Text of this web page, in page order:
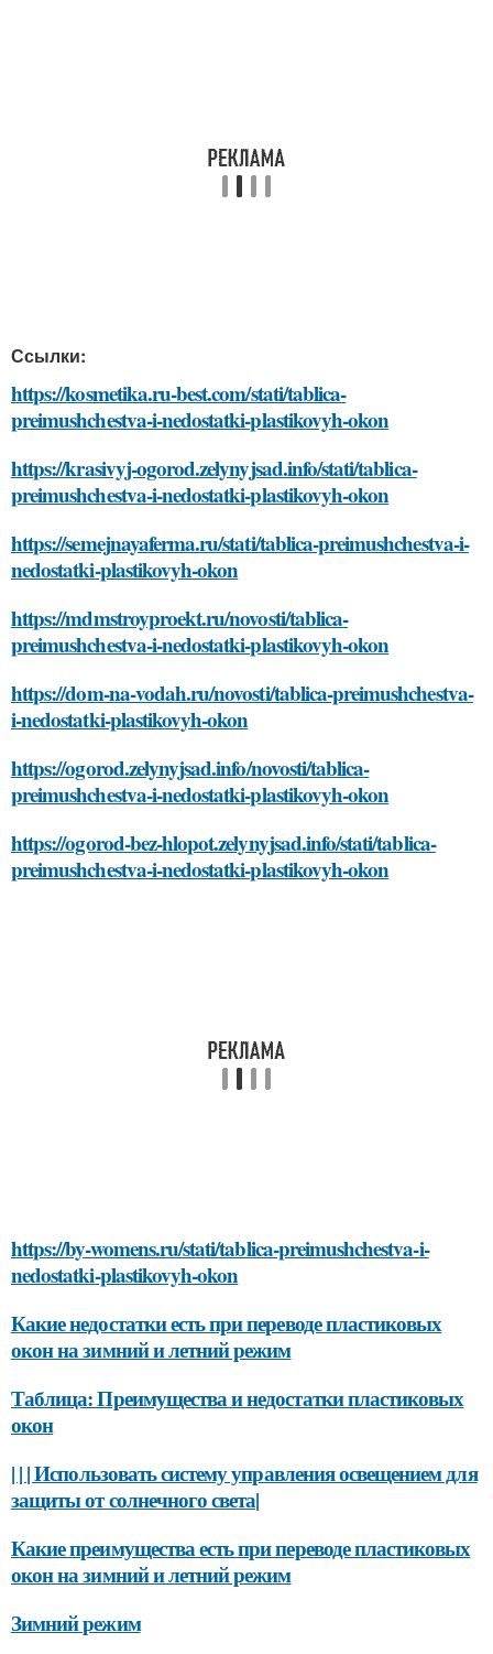
Ссылки:
https://kosmetika.ru-best.com/stati/tablica-
preimushchestva-i-nedostatki-plastikovyh-okon
https://krasivyj-ogorod.zelynyjsad.info/stati/tablica-
preimushchestva-i-nedostatki-plastikovyh-okon
https://semejnayaferma.ru/stati/tablica-preimushchestva-i-
nedostatki-plastikovyh-okon
https://mdmstroyproekt.ru/novosti/tablica-
preimushchestva-i-nedostatki-plastikovyh-okon
https://dom-na-vodah.ru/novosti/tablica-preimushchestva-
i-nedostatki-plastikovyh-okon
https://ogorod.zelynyjsad.info/novosti/tablica-
preimushchestva-i-nedostatki-plastikovyh-okon
https://ogorod-bez-hlopot.zelynyjsad.info/stati/tablica-
preimushchestva-i-nedostatki-plastikovyh-okon
https://by-womens.ru/stati/tablica-preimushchestva-i-
nedostatki-plastikovyh-okon
Какие недостатки есть при переводе пластиковых
окон на зимний и летний режим
Таблица: Преимущества и недостатки пластиковых
окон
| | | Использовать систему управления освещением для
защиты от солнечного света|
Какие преимущества есть при переводе пластиковых
окон на зимний и летний режим
Зимний режим